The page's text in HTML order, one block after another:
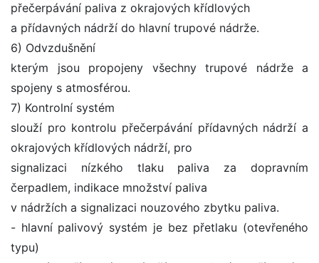
přečerpávání paliva z okrajových křídlových
a přídavných nádrží do hlavní trupové nádrže.
6) Odvzdušnění
kterým jsou propojeny všechny trupové nádrže a
spojeny s atmosférou.
7) Kontrolní systém
slouží pro kontrolu přečerpávání přídavných nádrží a
okrajových křídlových nádrží, pro
signalizaci nízkého tlaku paliva za dopravním
čerpadlem, indikace množství paliva
v nádržích a signalizaci nouzového zbytku paliva.
- hlavní palivový systém je bez přetlaku (otevřeného
typu)